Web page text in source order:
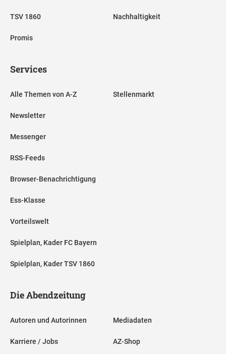
TSV 1860
Promis
Nachhaltigkeit
Services
Alle Themen von A-Z
Newsletter
Messenger
RSS-Feeds
Browser-Benachrichtigung
Ess-Klasse
Vorteilswelt
Spielplan, Kader FC Bayern
Spielplan, Kader TSV 1860
Stellenmarkt
Die Abendzeitung
Autoren und Autorinnen
Karriere / Jobs
Mediadaten
AZ-Shop